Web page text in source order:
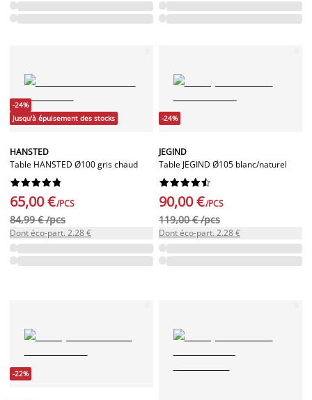
-24%
Jusqu'à épuisement des stocks
HANSTED
Table HANSTED Ø100 gris chaud






65,00 €/PCS
84,99 € /pcs
Dont éco-part. 2.28 €
-24%
JEGIND
Table JEGIND Ø105 blanc/naturel






90,00 €/PCS
119,00 € /pcs
Dont éco-part. 2.28 €
-22%